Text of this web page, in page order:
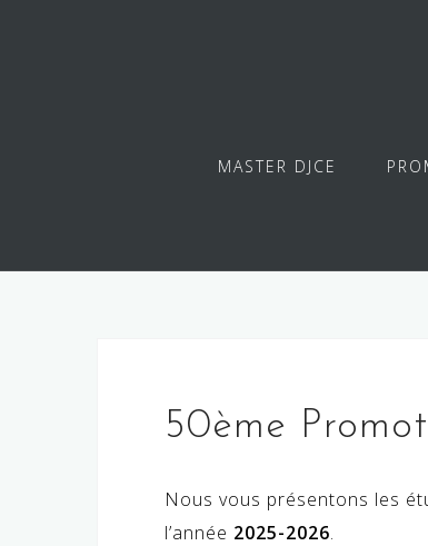
MASTER DJCE
50ème
Nous vous présentons les
l’année 2025-2026.